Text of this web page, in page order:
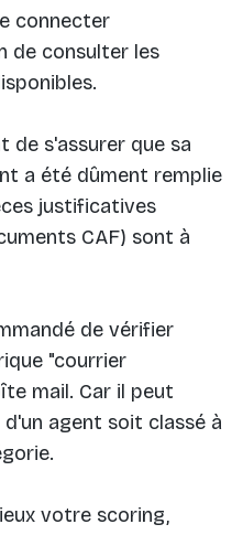
connecter
de consulter les
de s'assurer que sa
a été dûment remplie
justificatives
CAF) sont à
de vérifier
"courrier
mail. Car il peut
agent soit classé à
votre scoring,